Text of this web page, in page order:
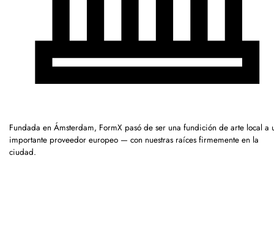
Fundada en Ámsterdam, FormX pasó de ser una fundición de arte local a
importante proveedor europeo — con nuestras raíces firmemente en la
ciudad.